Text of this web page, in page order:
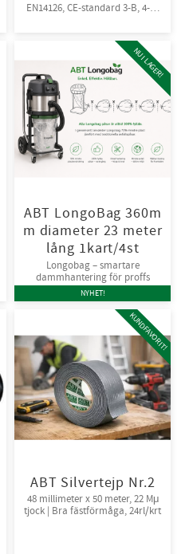
EN14126, CE-standard 3-B, 4-B,
giftiga kemikalier. 10st/kart
ABT LongoBag 360m
m diameter 23 meter
lång 1kart/4st
Longobag – smartare
dammhantering för proffs
NU I LAGER!
NYHET!
ABT Silvertejp Nr.2
48 millimeter x 50 meter, 22 Mμ
tjock | Bra fästförmåga, 24rl/krt
KUNDFAVORIT!